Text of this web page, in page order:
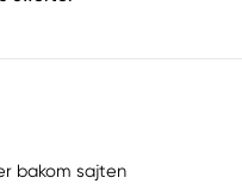
bakom sajten